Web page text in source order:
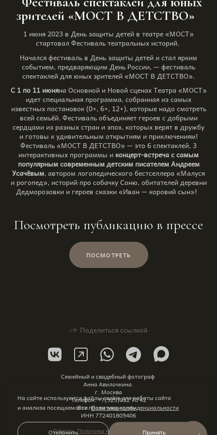
зрителей «МОСТ В ДЕТСТВО»
1 июня 2023 в День защиты детей в театре «МОСТ»
стартовал Фестиваль театральных историй.
Начался фестиваль в День защиты детей и стал ярким
событием, предваряющим День России, — фестиваль
спектаклей для юных зрителей «МОСТ В ДЕТСТВО».
С 1 по 11 июняна Основной и Новой сценах Театра «МОСТ»
идет специальная программа, собранная из самых
известных постановок (0+, 6+, 12+), которые надо смотреть
всей семьёй. Фестиваль объединяет героев с добрыми
сердцами из разных стран и эпох, которых верят в дружбу
и готовы к удивительным открытиям и приключениям!
Фестиваль «МОСТ В ДЕТСТВО» — это 6 спектаклей, 3
интерактивных программы и концерт-встреча с самым
популярным современным детским писателем Андреем
Усачёвым, автором логопедического бестселлера «Малуся
и рогопед», историй про собачку Соню, обитателей деревни
Дедморозовки и героев сказки «Иван — коровий сын»!
Посмотреть публикацию в прессе
ПОСМОТРЕТЬ
Поделиться ссылкой
Семейный и свадебный фотограф
Анна Авилочкина.
г. Москва
Телефон: +7(925)032 70 42
Все права защищены.
ИНН 772401809406
Оферта,Политика конфиденциальности
На сайте используются файлы cookie для работы сайта
и анализа посещаемости.Политика конфиденциальности
Отклонить Принять